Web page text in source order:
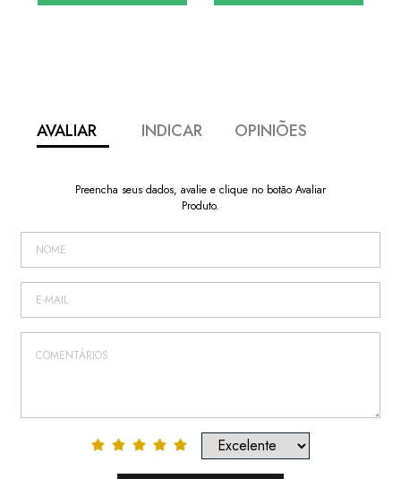
AVALIAR INDICAR OPINIÕES
Preencha seus dados, avalie e clique no botão Avaliar
Produto.